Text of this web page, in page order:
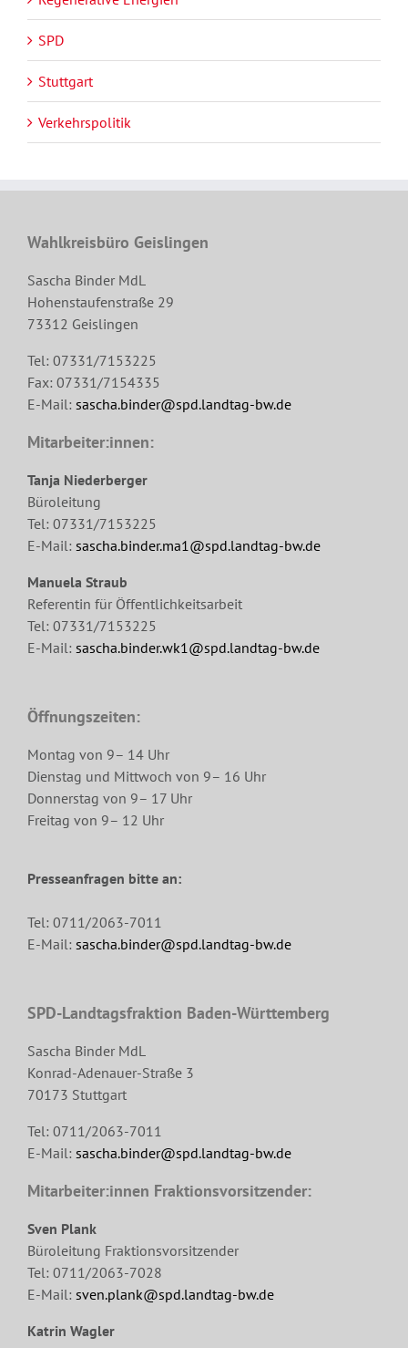
SPD
Stuttgart
Verkehrspolitik
Wahlkreisbüro Geislingen
Sascha Binder MdL
Hohenstaufenstraße 29
73312 Geislingen
Tel: 07331/7153225
Fax: 07331/7154335
E-Mail: sascha.binder@spd.landtag-bw.de
Mitarbeiter:innen:
Tanja Niederberger
Büroleitung
Tel: 07331/7153225
E-Mail: sascha.binder.ma1@spd.landtag-bw.de
Manuela Straub
Referentin für Öffentlichkeitsarbeit
Tel: 07331/7153225
E-Mail: sascha.binder.wk1@spd.landtag-bw.de
Öffnungszeiten:
Montag von 9– 14 Uhr
Dienstag und Mittwoch von 9– 16 Uhr
Donnerstag von 9– 17 Uhr
Freitag von 9– 12 Uhr
Presseanfragen bitte an:
Tel: 0711/2063-7011
E-Mail: sascha.binder@spd.landtag-bw.de
SPD-Landtagsfraktion Baden-Württemberg
Sascha Binder MdL
Konrad-Adenauer-Straße 3
70173 Stuttgart
Tel: 0711/2063-7011
E-Mail: sascha.binder@spd.landtag-bw.de
Mitarbeiter:innen Fraktionsvorsitzender:
Sven Plank
Büroleitung Fraktionsvorsitzender
Tel: 0711/2063-7028
E-Mail: sven.plank@spd.landtag-bw.de
Katrin Wagler